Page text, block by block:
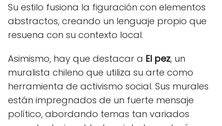
Su estilo fusiona la figuración con elementos
abstractos, creando un lenguaje propio que
resuena con su contexto local.
Asimismo, hay que destacar a El pez, un
muralista chileno que utiliza su arte como
herramienta de activismo social. Sus murales
están impregnados de un fuerte mensaje
político, abordando temas tan variados